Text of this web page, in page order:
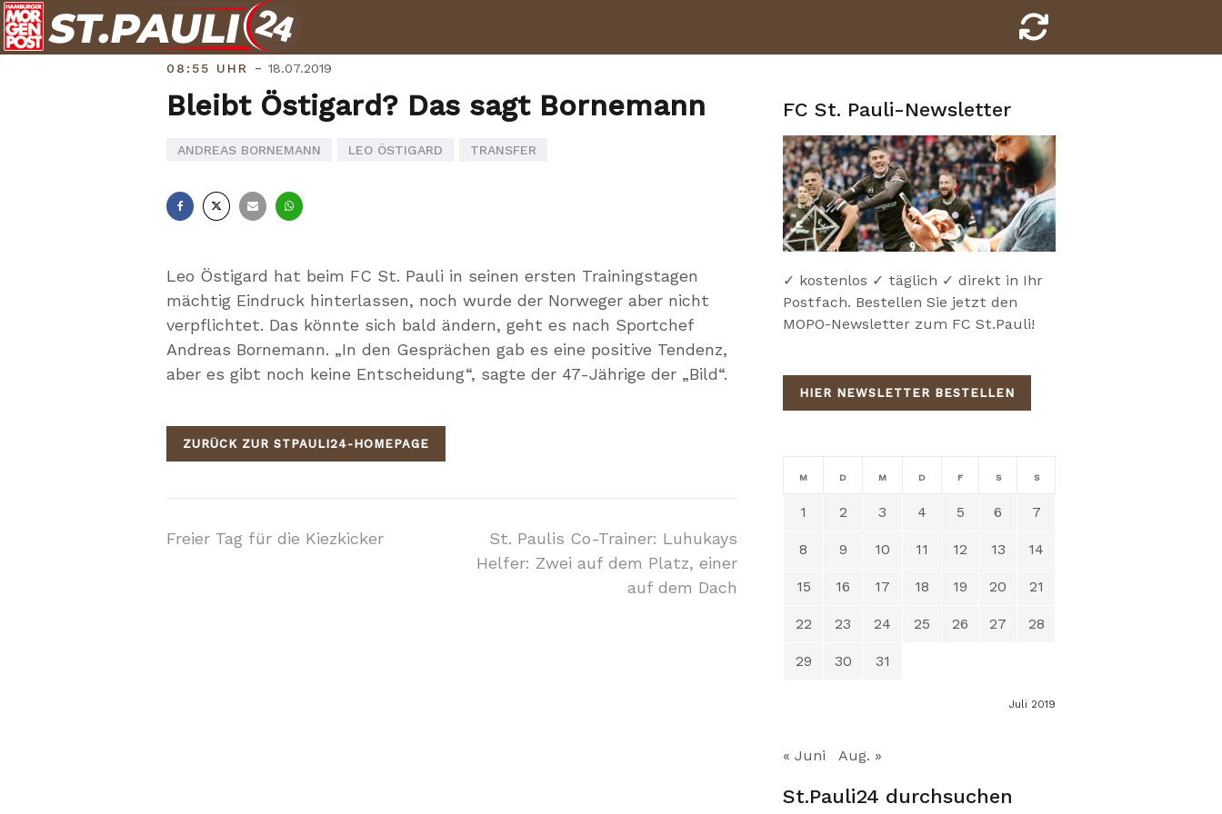
Skip
to
content
08:55 UHR - 18.07.2019
Bleibt Östigard? Das sagt Bornemann
ANDREAS BORNEMANN LEO ÖSTIGARD TRANSFER
Leo Östigard hat beim FC St. Pauli in seinen ersten Trainingstagen
mächtig Eindruck hinterlassen, noch wurde der Norweger aber nicht
verpflichtet. Das könnte sich bald ändern, geht es nach Sportchef
Andreas Bornemann. „In den Gesprächen gab es eine positive Tendenz,
aber es gibt noch keine Entscheidung“, sagte der 47-Jährige der „Bild“.
ZURÜCK ZUR STPAULI24-HOMEPAGE
Beitragsnavigation
Freier Tag für die Kiezkicker
St. Paulis Co-Trainer: Luhukays
Helfer: Zwei auf dem Platz, einer
auf dem Dach
FC St. Pauli-Newsletter
✓ kostenlos ✓ täglich ✓ direkt in Ihr
Postfach. Bestellen Sie jetzt den
MOPO-Newsletter zum FC St.Pauli!
HIER NEWSLETTER BESTELLEN
Juli 2019
M D M D F S S
1 2 3 4 5 6 7
8 9 10 11 12 13 14
15 16 17 18 19 20 21
22 23 24 25 26 27 28
29 30 31
« Juni Aug. »
St.Pauli24 durchsuchen